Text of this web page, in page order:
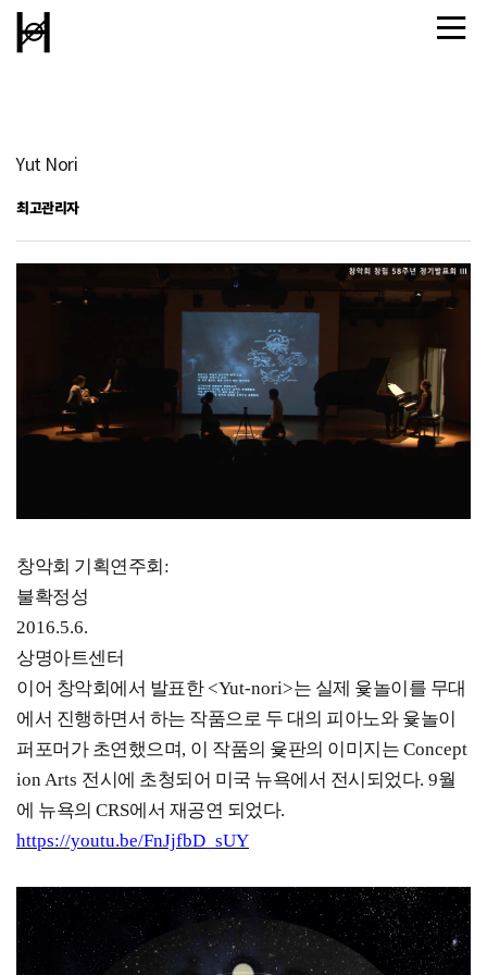
Yut Nori
최고관리자
창악회 기획연주회 :
불확정성
2016.5.6.
상명아트센터
이어 창악회에서 발표한 <Yut-nori>는 실제 윷놀이를 무대
에서 진행하면서 하는 작품으로 두 대의 피아노와 윷놀이
퍼포머가 초연했으며, 이 작품의 윷판의 이미지는Concept
ion Arts 전시에 초청되어 미국 뉴욕에서 전시되었다. 9월
에 뉴욕의CRS에서 재공연 되었다.
https://youtu.be/FnJjfbD_sUY